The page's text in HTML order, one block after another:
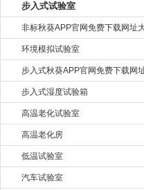
步入式试验室
非标秋葵APP官网免费下载网址
环境模拟试验室
步入式秋葵APP官网免费下载网址
步入式湿度试验箱
高温老化试验室
高温老化房
低温试验室
汽车试验室